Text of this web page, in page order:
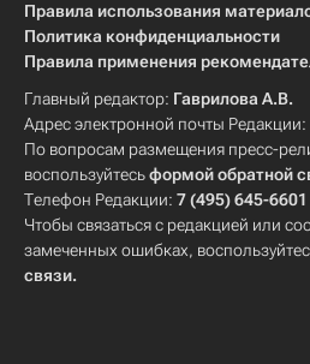
Правила использования
Политика конфиденциальности
Правила применения
Главный редактор: Гаврилова А.В.
Адрес электронной почты Редакции:
По вопросам размещения пресс-
воспользуйтесьформой обратной
Телефон Редакции: 7 (495) 645-6601
Чтобы связаться с редакцией или
замеченных ошибках,
связи.